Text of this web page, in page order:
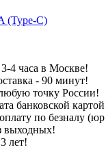
(Type-C)
4 часа в Москве!
- 90 минут!
точку России!
банковской
по безналу
выходных!
лет!